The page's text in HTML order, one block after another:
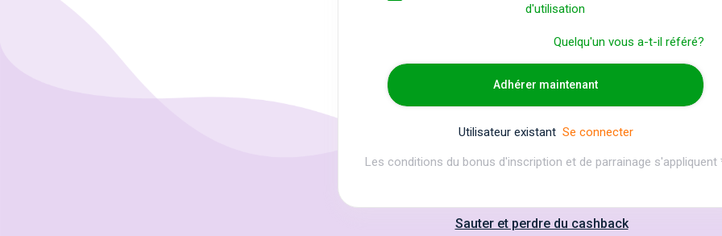
d'utilisation
Quelqu'un vous a-t-il référé?
Adhérer maintenant
Utilisateur existant Se connecter
Les conditions du bonus d'inscription et de parrainage s'appliquent
Sauter et perdre du cashback